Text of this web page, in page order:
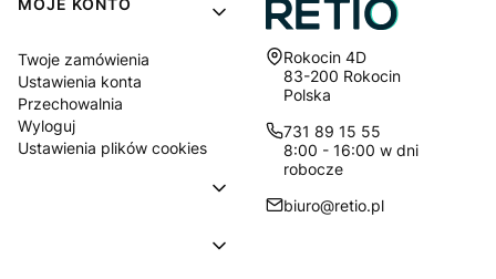
Twoje zamówienia
Ustawienia konta
Przechowalnia
Wyloguj
Ustawienia plików cookies
Adres:
Rokocin 4D
83-200 Rokocin
Polska
731 89 15 55
8:00 - 16:00 w dni
robocze
biuro@retio.pl